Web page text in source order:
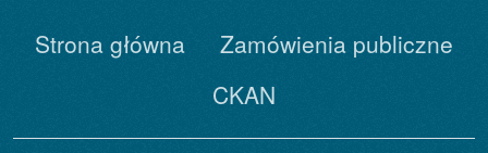
Strona główna
Zamówienia publiczne
CKAN